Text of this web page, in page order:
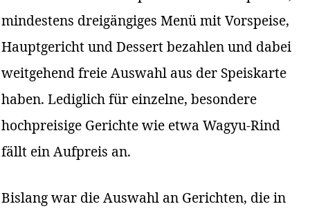
mindestens dreigängiges Menü mit Vorspeise,
Hauptgericht und Dessert bezahlen und dabei
weitgehend freie Auswahl aus der Speiskarte
haben. Lediglich für einzelne, besondere
hochpreisige Gerichte wie etwa Wagyu-Rind
fällt ein Aufpreis an.
Bislang war die Auswahl an Gerichten, die in